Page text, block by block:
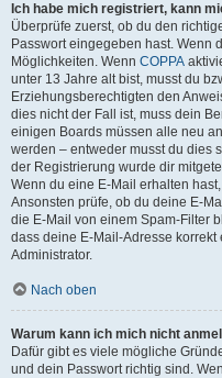
Ich habe mich registriert, kann
Überprüfe zuerst, ob du den
Passwort eingegeben hast. Wenn
Möglichkeiten. Wenn COPPA
unter 13 Jahre alt bist, musst du
Erziehungsberechtigten den
dies nicht der Fall ist, muss dein
einigen Boards müssen alle neu
werden – entweder musst du dies
der Registrierung wurde dir
Wenn du eine E-Mail erhalten
Ansonsten prüfe, ob du deine E-
die E-Mail von einem Spam-Filter
dass deine E-Mail-Adresse
Administrator.
Nach oben
Warum kann ich mich nicht
Dafür gibt es viele mögliche
und dein Passwort richtig sind.